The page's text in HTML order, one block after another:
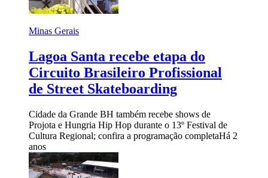
Minas Gerais
Lagoa Santa recebe etapa do
Circuito Brasileiro Profissional
de Street Skateboarding
Cidade da Grande BH também recebe shows de
Projota e Hungria Hip Hop durante o 13º Festival de
Cultura Regional; confira a programação completaHá 2
anos